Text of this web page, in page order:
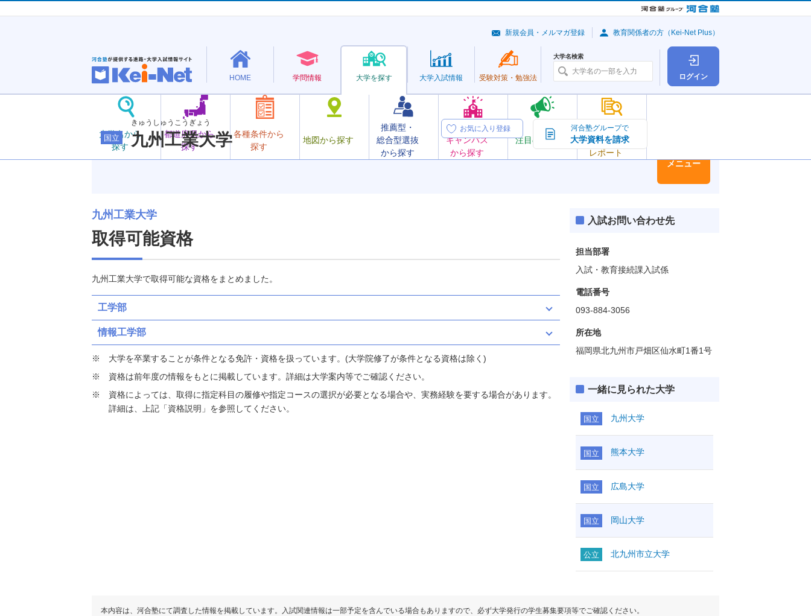
ログイン
HOME 学問情報 大学を探す
大学名から
探す
都道府県から
探す
各種条件から
探す
地図から探す
推薦型・
総合型選抜
から探す
オープン
キャンパス
から探す
注目の大学
大学の今
トピック＆
レポート
大学入試情報 受験対策・ 勉強法
大学名検索
新規会員・メルマガ登録 教育関係者の方（Kei-Net Plus）
国立
きゅうしゅうこうぎょう
九州工業大学
お気に入り登録 河合塾グループで
大学資料を請求
メニュー
九州工業大学
取得可能資格
九州工業大学で取得可能な資格をまとめました。
工学部
情報工学部
大学を卒業することが条件となる免許・資格を扱っています。(大学院修了が条件となる資格は除く)
資格は前年度の情報をもとに掲載しています。詳細は大学案内等でご確認ください。
資格によっては、取得に指定科目の履修や指定コースの選択が必要となる場合や、実務経験を要する場合があります。
詳細は、上記「資格説明」を参照してください。
入試お問い合わせ先
担当部署
入試・教育接続課入試係
電話番号
093-884-3056
所在地
福岡県北九州市戸畑区仙水町1番1号
一緒に見られた大学
国立 九州大学
国立 熊本大学
国立 広島大学
国立 岡山大学
公立 北九州市立大学
本内容は、河合塾にて調査した情報を掲載しています。入試関連情報は一部予定を含んでいる場合もありますので、必ず大学発行の学生募集要項等でご確認ください。